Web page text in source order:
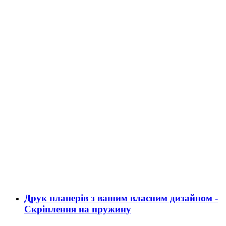
Друк планерів з вашим власним дизайном -
Скріплення на пружину